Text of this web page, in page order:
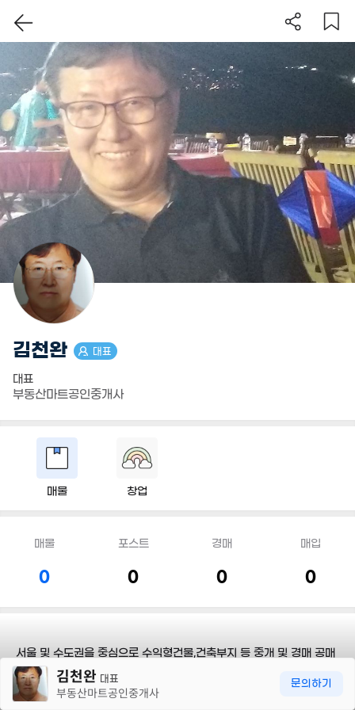
30m
김천완 대표
대표
부동산마트공인중개사
매물 창업
매물
0
포스트
0
경매
0
매입
0
서울 및 수도권을 중심으로 수익형건물,건축부지 등 중개 및 경매 공매
NPL를 전문으로 하는 공인중개사
김천완 대표
부동산마트공인중개사
문의하기
이 지역 보기